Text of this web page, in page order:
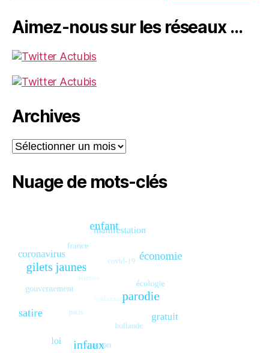
Aimez-nous sur les réseaux …
Archives
Archives
Nuage de mots-clés